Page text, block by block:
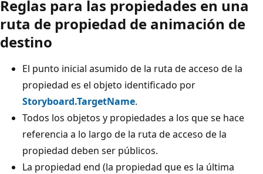
Reglas para las propiedades en una
ruta de propiedad de animación de
destino
El punto inicial asumido de la ruta de acceso de la
propiedad es el objeto identificado por
Storyboard.TargetName.
Todos los objetos y propiedades a los que se hace
referencia a lo largo de la ruta de acceso de la
propiedad deben ser públicos.
La propiedad end (la propiedad que es la última